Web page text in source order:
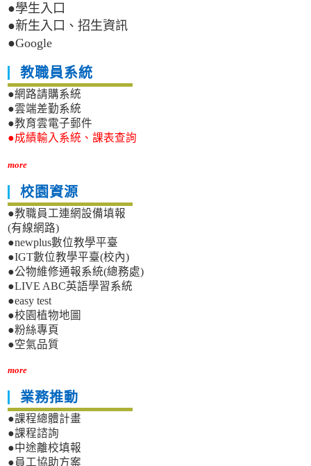
●學生入口
●新生入口、招生資訊
●Google
教職員系統
●網路請購系統
●雲端差勤系統
●教育雲電子郵件
●成績輸入系統、課表查詢
more
校園資源
●教職員工連網設備填報
(有線網路)
●newplus數位教學平臺
●IGT數位教學平臺(校內)
●公物維修通報系統(總務處)
●LIVE ABC英語學習系統
●easy test
●校園植物地圖
●粉絲專頁
●空氣品質
more
業務推動
●課程總體計畫
●課程諮詢
●中途離校填報
●員工協助方案